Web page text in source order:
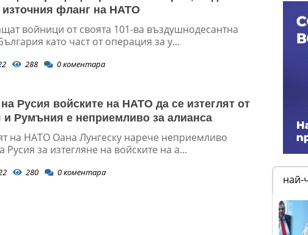
източния фланг на НАТО
войници от своята 101-ва въздушнодесантна
като част от операция за у...
288 0коментара
Русия войските на НАТО да се изтеглят от
и Румъния е неприемливо за алианса
на НАТО Оана Лунгеску нарече неприемливо
Русия за изтегляне на войските на а...
280 0коментара
най-